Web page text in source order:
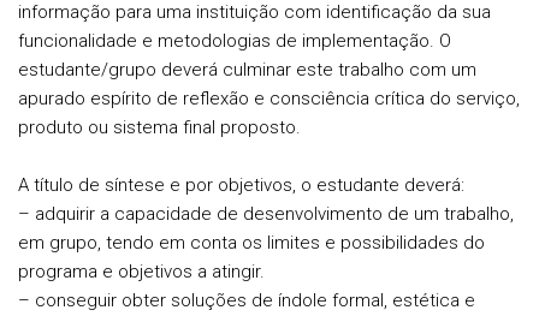
informação para uma instituição com identificação da sua
funcionalidade e metodologias de implementação. O
estudante/grupo deverá culminar este trabalho com um
apurado espírito de reflexão e consciência crítica do serviço,
produto ou sistema final proposto.
A título de síntese e por objetivos, o estudante deverá:
– adquirir a capacidade de desenvolvimento de um trabalho,
em grupo, tendo em conta os limites e possibilidades do
programa e objetivos a atingir.
– conseguir obter soluções de índole formal, estética e